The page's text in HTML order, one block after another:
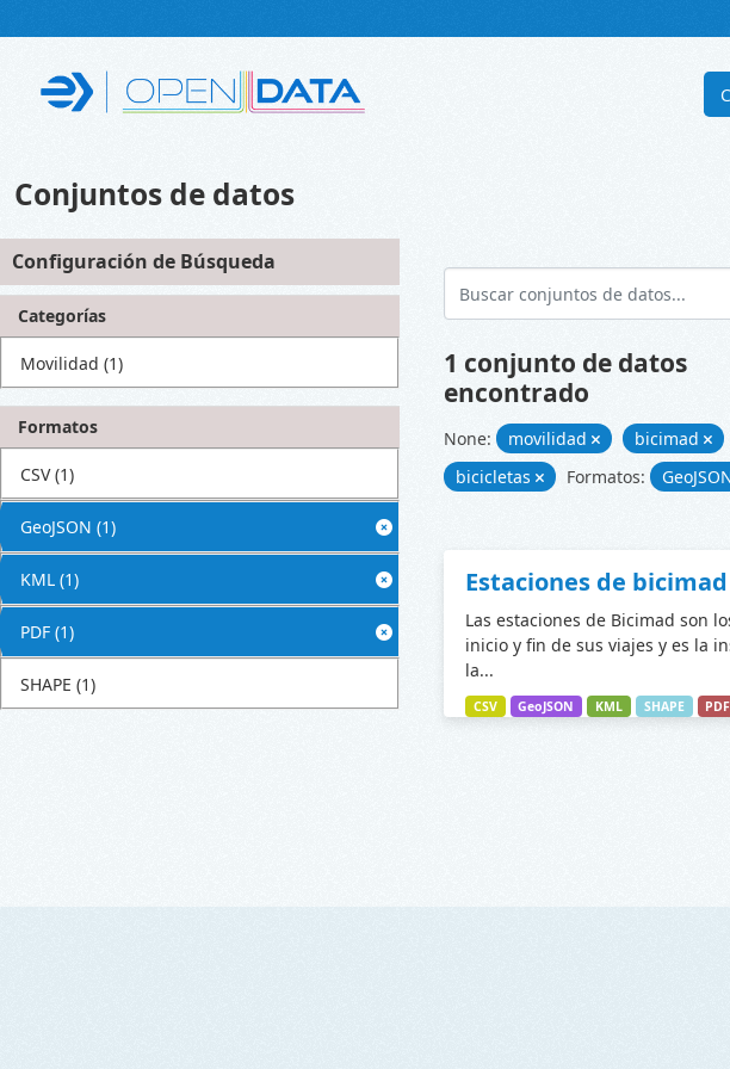
Conjuntos de datos
Configuración de Búsqueda
Categorías
Movilidad (1)
Formatos
CSV (1)
GeoJSON (1)
KML (1)
PDF (1)
SHAPE (1)
1 conjunto de datos
encontrado
None: movilidad
bicimad
bicicletas
Formatos:
Estaciones de bicimad
Las estaciones de Bicimad son
inicio y fin de sus viajes y es la
la...
CSV GeoJSON KML SHAPE PDF